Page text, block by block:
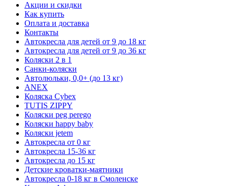
Акции и скидки
Как купить
Оплата и доставка
Контакты
Автокресла для детей от 9 до 18 кг
Автокресла для детей от 9 до 36 кг
Коляски 2 в 1
Санки-коляски
Автолюльки, 0,0+ (до 13 кг)
ANEX
Коляска Cybex
TUTIS ZIPPY
Коляски peg perego
Коляски happy baby
Коляски jetem
Автокресла от 0 кг
Автокресла 15-36 кг
Автокресла до 15 кг
Детские кроватки-маятники
Автокресла 0-18 кг в Смоленске